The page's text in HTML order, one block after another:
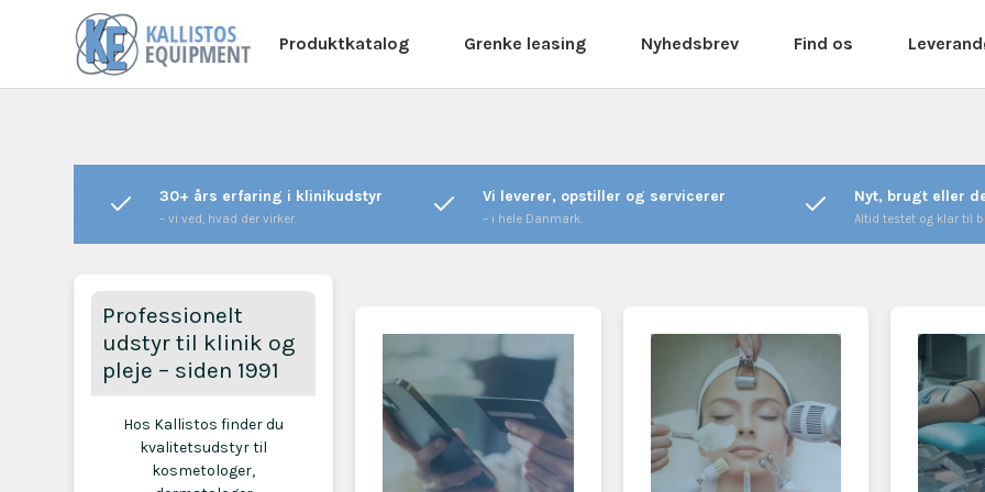
Produktkatalog Grenke leasing Nyhedsbrev Find os
30+ års erfaring i klinikudstyr
– vi ved, hvad der virker.
Vi leverer, opstiller og servicerer
– i hele Danmark.
Nyt, brugt eller
Altid testet og klar til
Professionelt
udstyr til klinik og
pleje – siden 1991
Hos Kallistos finder du
kvalitetsudstyr til
kosmetologer,